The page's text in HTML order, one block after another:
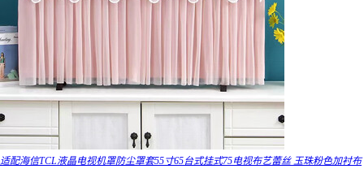
适配海信TCL液晶电视机罩防尘罩套55寸65台式挂式75电视布艺蕾丝 玉珠粉色加衬布